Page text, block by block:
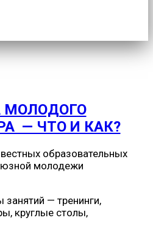
— ЧТО И КАК?
образовательных
молодежи
— тренинги,
круглые столы,